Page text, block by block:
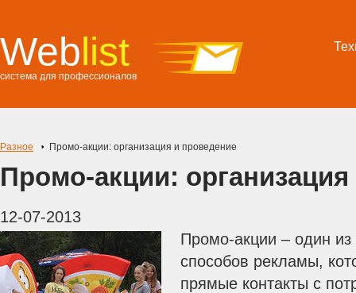
Weblist
система для профессионалов
Разное Промо-акции: организация и проведение
Промо-акции:
12-07-2013
Промо-акции – один
способов рекламы,
прямые контакты с